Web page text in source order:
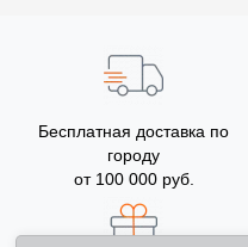
Бесплатная доставка по
городу
от 100 000 руб.